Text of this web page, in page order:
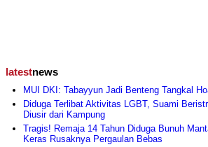
latestnews
MUI DKI: Tabayyun Jadi Benteng Tangkal
Diduga Terlibat Aktivitas LGBT, Suami
Diusir dari Kampung
Tragis! Remaja 14 Tahun Diduga Bunuh
Keras Rusaknya Pergaulan Bebas